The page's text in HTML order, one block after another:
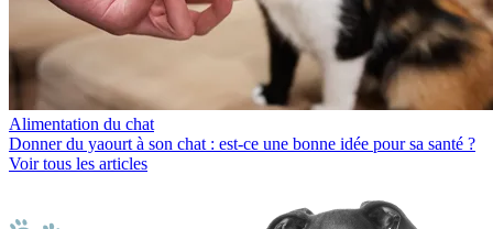
Alimentation du chat
Donner du yaourt à son chat : est-ce une bonne idée pour sa santé ?
Voir tous les articles